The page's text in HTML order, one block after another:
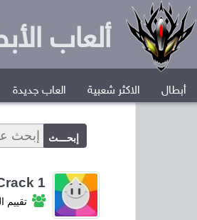
ألعاب
أبطال الاكثر شعبية العاب جديدة
1
تقييم الزوار